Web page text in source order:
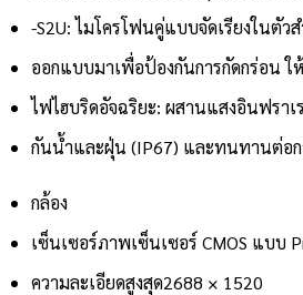
-S2U: ไมโครโฟนคู่แบบจัดเรียงในตั
ออกแบบมาเพื่อป้องกันการกัดกร่อน ใ
ไฟไฮบริดอัจฉริยะ: ผสานแสงอินฟรา
กันน้ำและฝุ่น (IP67) และทนทานต่อก
กล้อง
เซ็นเซอร์ภาพเซ็นเซอร์ CMOS แบบ
ความละเอียดสูงสุด2688 × 1520